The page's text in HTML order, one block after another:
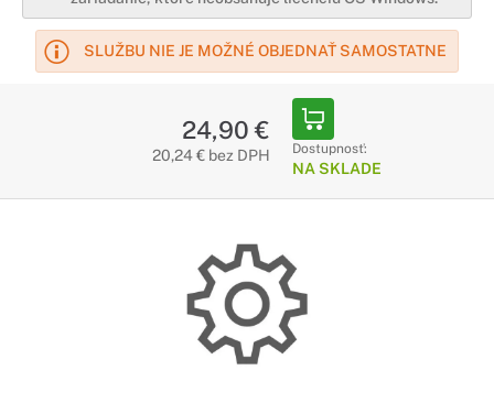
SLUŽBU NIE JE MOŽNÉ OBJEDNAŤ SAMOSTATNE
24,90 €
20,24 € bez DPH Dostupnosť:
NA SKLADE